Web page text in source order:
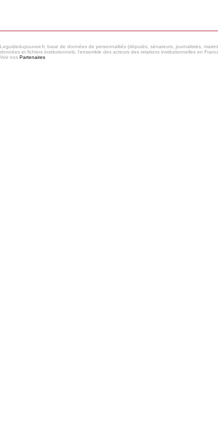
Leguidedupouvoir.fr, base de données de personnalités (députés, sénateurs, journalistes,
données et fichiers institutionnels, l'ensemble des acteurs des relations institutionnelles en
Voir nos Partenaires